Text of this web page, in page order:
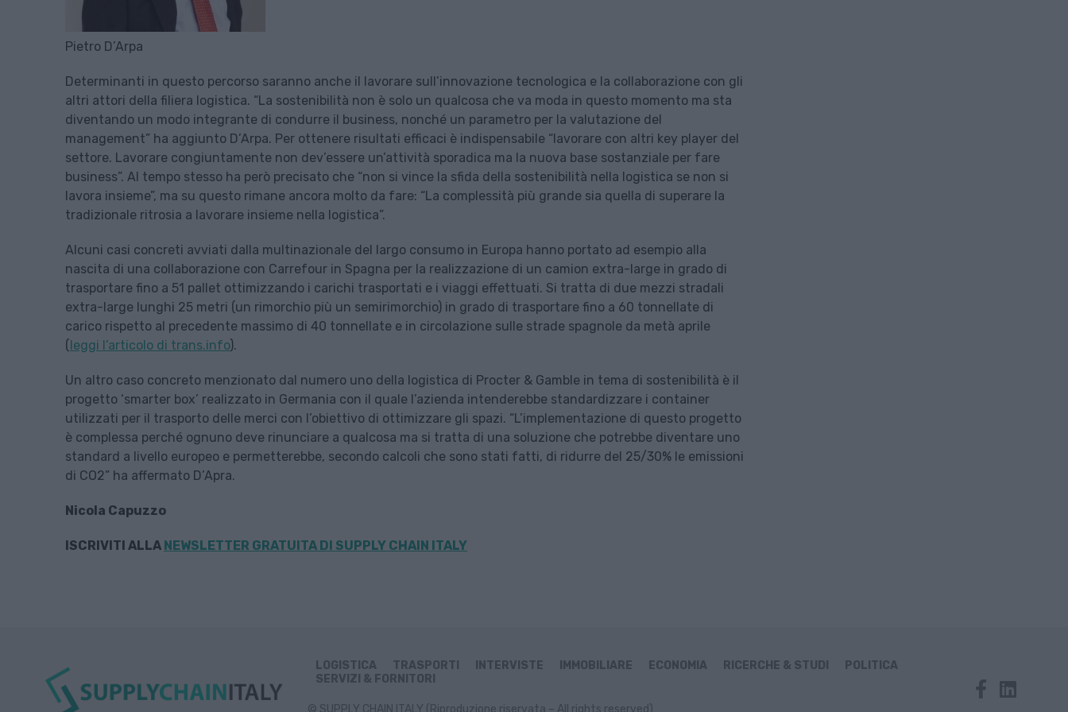
Pietro D’Arpa
Determinanti in questo percorso saranno anche il lavorare sull’innovazione tecnologica e la collaborazione con gli
altri attori della filiera logistica. “La sostenibilità non è solo un qualcosa che va moda in questo momento ma sta
diventando un modo integrante di condurre il business, nonché un parametro per la valutazione del
management” ha aggiunto D’Arpa. Per ottenere risultati efficaci è indispensabile “lavorare con altri key player del
settore. Lavorare congiuntamente non dev’essere un’attività sporadica ma la nuova base sostanziale per fare
business”. Al tempo stesso ha però precisato che “non si vince la sfida della sostenibilità nella logistica se non si
lavora insieme”, ma su questo rimane ancora molto da fare: “La complessità più grande sia quella di superare la
tradizionale ritrosia a lavorare insieme nella logistica”.
Alcuni casi concreti avviati dalla multinazionale del largo consumo in Europa hanno portato ad esempio alla
nascita di una collaborazione con Carrefour in Spagna per la realizzazione di un camion extra-large in grado di
trasportare fino a 51 pallet ottimizzando i carichi trasportati e i viaggi effettuati. Si tratta di due mezzi stradali
extra-large lunghi 25 metri (un rimorchio più un semirimorchio) in grado di trasportare fino a 60 tonnellate di
carico rispetto al precedente massimo di 40 tonnellate e in circolazione sulle strade spagnole da metà aprile
(leggi l’articolo di trans.info).
Un altro caso concreto menzionato dal numero uno della logistica di Procter & Gamble in tema di sostenibilità è il
progetto ‘smarter box’ realizzato in Germania con il quale l’azienda intenderebbe standardizzare i container
utilizzati per il trasporto delle merci con l’obiettivo di ottimizzare gli spazi. “L’implementazione di questo progetto
è complessa perché ognuno deve rinunciare a qualcosa ma si tratta di una soluzione che potrebbe diventare uno
standard a livello europeo e permetterebbe, secondo calcoli che sono stati fatti, di ridurre del 25/30% le emissioni
di CO2” ha affermato D’Apra.
Nicola Capuzzo
ISCRIVITI ALLA NEWSLETTER GRATUITA DI SUPPLY CHAIN ITALY
LOGISTICA TRASPORTI INTERVISTE IMMOBILIARE ECONOMIA RICERCHE & STUDI
POLITICA
SERVIZI & FORNITORI
© SUPPLY CHAIN ITALY (Riproduzione riservata – All rights reserved)